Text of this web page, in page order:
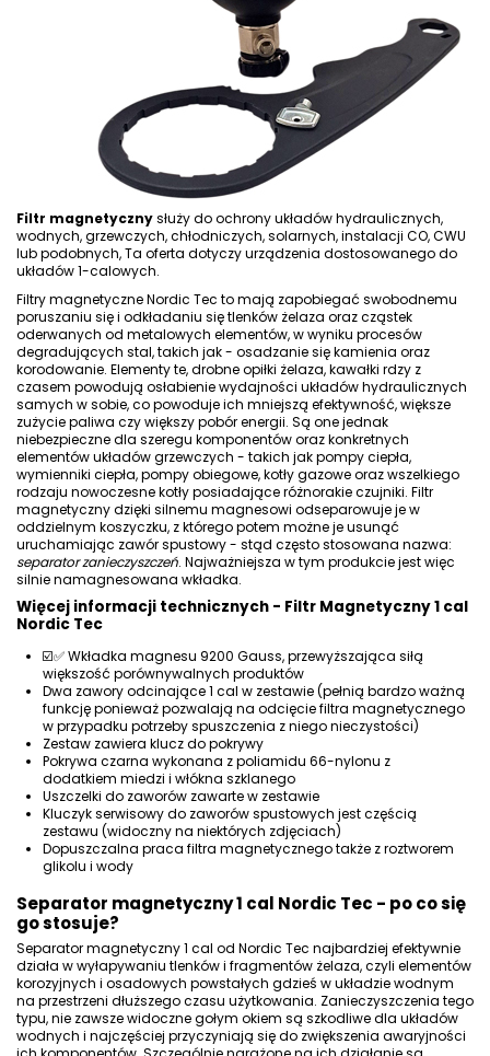
Filtr magnetycznysłuży do ochrony układów hydraulicznych,
wodnych, grzewczych, chłodniczych, solarnych, instalacji CO, CWU
lub podobnych, Ta oferta dotyczy urządzenia dostosowanego do
układów 1-calowych.
Filtry magnetyczne Nordic Tec to mają zapobiegać swobodnemu
poruszaniu się i odkładaniu się tlenków żelaza oraz cząstek
oderwanych od metalowych elementów, w wyniku procesów
degradujących stal, takich jak - osadzanie się kamienia oraz
korodowanie. Elementy te, drobne opiłki żelaza, kawałki rdzy z
czasem powodują osłabienie wydajności układów hydraulicznych
samych w sobie, co powoduje ich mniejszą efektywność, większe
zużycie paliwa czy większy pobór energii. Są one jednak
niebezpieczne dla szeregu komponentów oraz konkretnych
elementów układów grzewczych - takich jak pompy ciepła,
wymienniki ciepła, pompy obiegowe,kotły gazoweoraz wszelkiego
rodzaju nowoczesne kotły posiadające różnorakie czujniki. Filtr
magnetyczny dzięki silnemu magnesowi odseparowuje je w
oddzielnym koszyczku, z którego potem możne je usunąć
uruchamiając zawór spustowy - stąd często stosowana nazwa:
separator zanieczyszczeń. Najważniejsza w tym produkcie jest więc
silnie namagnesowana wkładka.
Więcej informacji technicznych - Filtr Magnetyczny 1 cal
Nordic Tec
☑️✅ Wkładka magnesu 9200 Gauss, przewyższająca siłą
większość porównywalnych produktów
Dwa zawory odcinające 1 cal w zestawie (pełnią bardzo ważną
funkcję ponieważ pozwalają na odcięcie filtra magnetycznego
w przypadku potrzeby spuszczenia z niego nieczystości)
Zestaw zawiera klucz do pokrywy
Pokrywa czarna wykonana z poliamidu 66-nylonu z
dodatkiem miedzi i włókna szklanego
Uszczelki do zaworów zawarte w zestawie
Kluczyk serwisowy do zaworów spustowych jest częścią
zestawu (widoczny na niektórych zdjęciach)
Dopuszczalna praca filtra magnetycznego także z roztworem
glikolu i wody
Separator magnetyczny 1 cal Nordic Tec - po co się
go stosuje?
Separator magnetyczny 1 cal od Nordic Tec najbardziej efektywnie
działa w wyłapywaniu tlenków i fragmentów żelaza, czyli elementów
korozyjnych i osadowych powstałych gdzieś w układzie wodnym
na przestrzeni dłuższego czasu użytkowania. Zanieczyszczenia tego
typu, nie zawsze widoczne gołym okiem są szkodliwe dla układów
wodnych i najczęściej przyczyniają się do zwiększenia awaryjności